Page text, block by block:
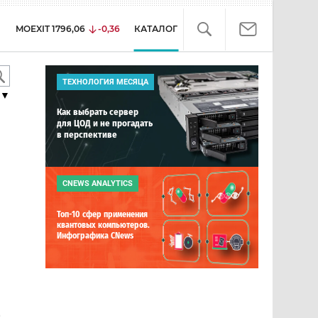
MOEXIT 1796,06 -0,36 КАТАЛОГ
▼
ТЕХНОЛОГИЯ МЕСЯЦА
Как выбрать сервер
для ЦОД и не прогадать
в перспективе
CNEWS ANALYTICS
Топ-10 сфер применения
квантовых компьютеров.
Инфографика CNews